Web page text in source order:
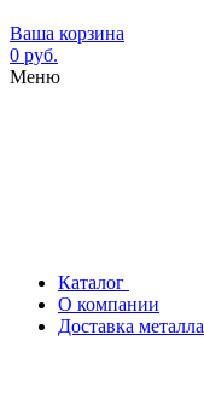
Ваша корзина
0 руб.
Меню
Каталог
О компании
Доставка металла